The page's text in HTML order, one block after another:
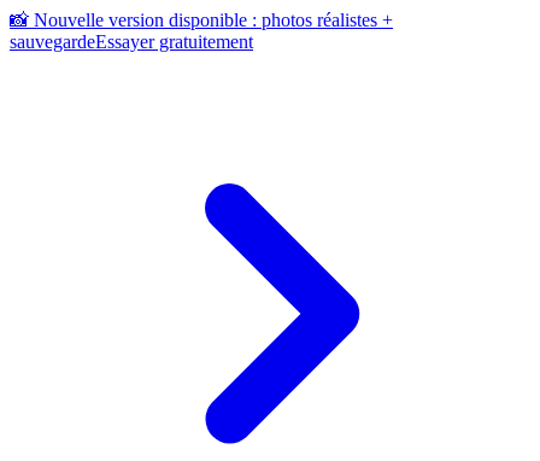
📸 Nouvelle version disponible : photos réalistes +
sauvegardeEssayer gratuitement